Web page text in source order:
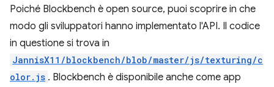
Poiché Blockbench è open source, puoi scoprire in che
modo gli sviluppatori hanno implementato l'API. Il codice
in questione si trova in
JannisX11/blockbench/blob/master/js/texturing/c
olor.js . Blockbench è disponibile anche come app